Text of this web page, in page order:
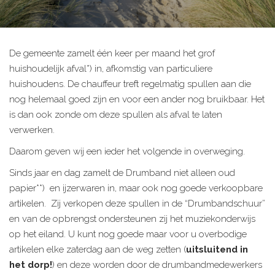
De gemeente zamelt één keer per maand het grof
huishoudelijk afval*) in, afkomstig van particuliere
huishoudens. De chauffeur treft regelmatig spullen aan die
nog helemaal goed zijn en voor een ander nog bruikbaar. Het
is dan ook zonde om deze spullen als afval te laten
verwerken.
Daarom geven wij een ieder het volgende in overweging.
Sinds jaar en dag zamelt de Drumband niet alleen oud
papier**) en ijzerwaren in, maar ook nog goede verkoopbare
artikelen. Zij verkopen deze spullen in de “Drumbandschuur”
en van de opbrengst ondersteunen zij het muziekonderwijs
op het eiland. U kunt nog goede maar voor u overbodige
artikelen elke zaterdag aan de weg zetten (uitsluitend in
het dorp!) en deze worden door de drumbandmedewerkers